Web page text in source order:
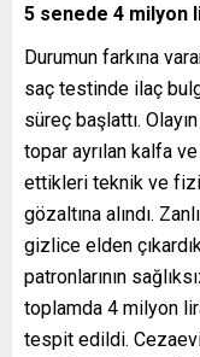
5 senede 4 milyon
Durumun farkına
saç testinde ilaç
süreç başlattı.
topar ayrılan kalfa
ettikleri teknik ve
gözaltına alındı.
gizlice elden
patronlarının
toplamda 4 milyon
tespit edildi.